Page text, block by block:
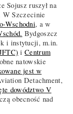
Sojusz ruszył na
W Szczecinie
Wschodni, a w
Bydgoszcz
i instytucji, m.in.
iCentrum
natowskie
jest w
Detachment,
dowództwo V
obecność nad